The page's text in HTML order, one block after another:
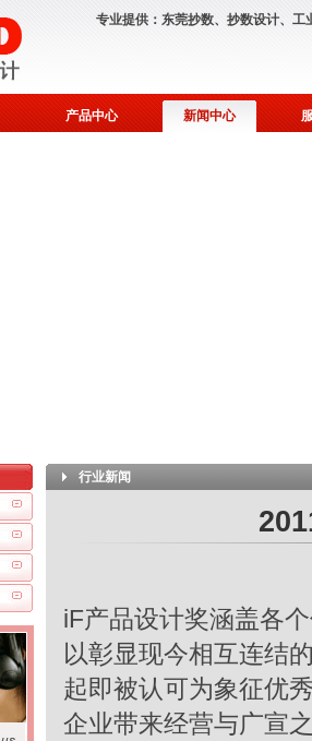
专业提供： 东莞抄数、 抄数设计、 工
产品中心 新闻中心
行业新闻
iF产品设计奖涵盖各
以彰显现今相互连结
起即被认可为象征优
企业带来经营与广宣